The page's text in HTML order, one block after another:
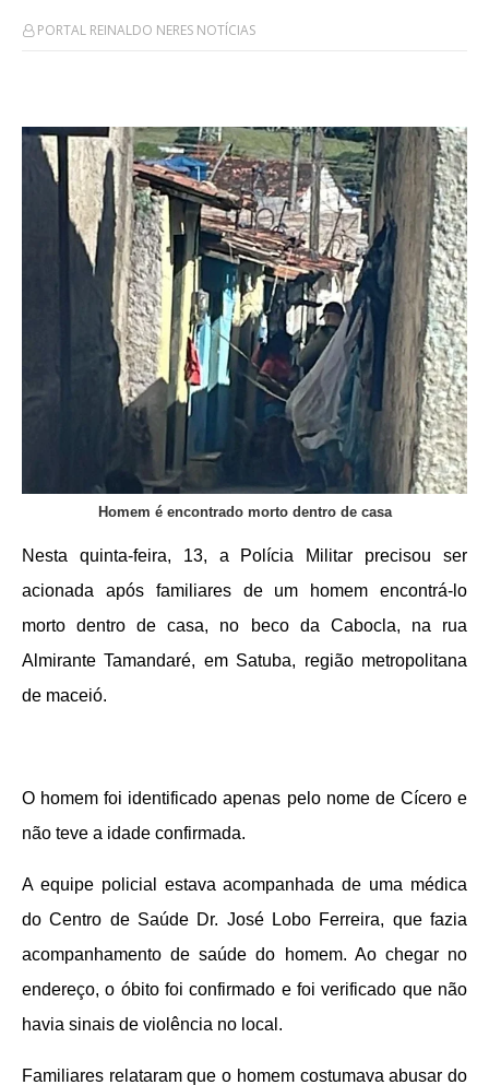
PORTAL REINALDO NERES NOTÍCIAS
Homem é encontrado morto dentro de casa
Nesta quinta-feira, 13, a Polícia Militar precisou ser
acionada após familiares de um homem encontrá-lo
morto dentro de casa, no beco da Cabocla, na rua
Almirante Tamandaré, em Satuba, região metropolitana
de maceió.
O homem foi identificado apenas pelo nome de Cícero e
não teve a idade confirmada.
A equipe policial estava acompanhada de uma médica
do Centro de Saúde Dr. José Lobo Ferreira, que fazia
acompanhamento de saúde do homem. Ao chegar no
endereço, o óbito foi confirmado e foi verificado que não
havia sinais de violência no local.
Familiares relataram que o homem costumava abusar do